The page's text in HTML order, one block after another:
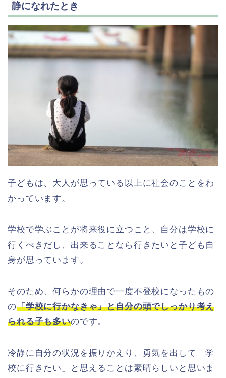
静になれたとき
子どもは、大人が思っている以上に社会のことをわ
かっています。
学校で学ぶことが将来役に立つこと、自分は学校に
行くべきだし、出来ることなら行きたいと子ども自
身が思っています。
そのため、何らかの理由で一度不登校になったもの
の「学校に行かなきゃ」と自分の頭でしっかり考え
られる子も多いのです。
冷静に自分の状況を振りかえり、勇気を出して「学
校に行きたい」と思えることは素晴らしいと思いま